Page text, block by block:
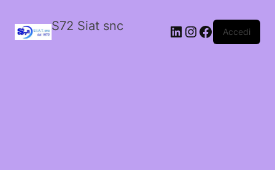
S72 Siat snc LinkedIn
Instagram
Facebook
Accedi